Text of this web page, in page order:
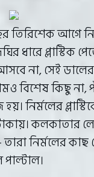
তিরিশেক
প্লাস্টিক
না, সেই
বিশেষ কিছু না,
নির্মলের
কলকাতার
নির্মলের